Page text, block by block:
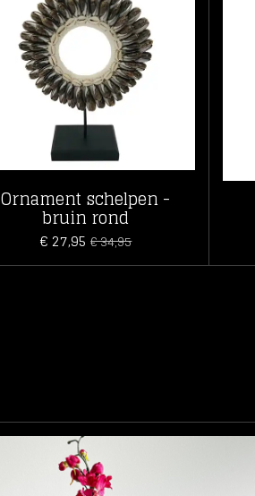
Ornament schelpen -
bruin rond
€ 27,95 € 34,95